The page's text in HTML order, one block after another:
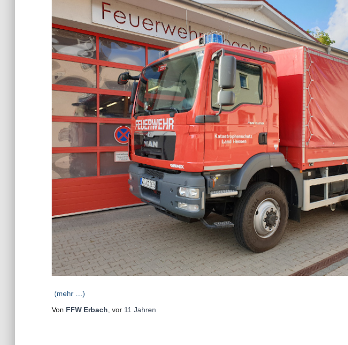
(mehr …)
Von FFW Erbach , vor 11 Jahren